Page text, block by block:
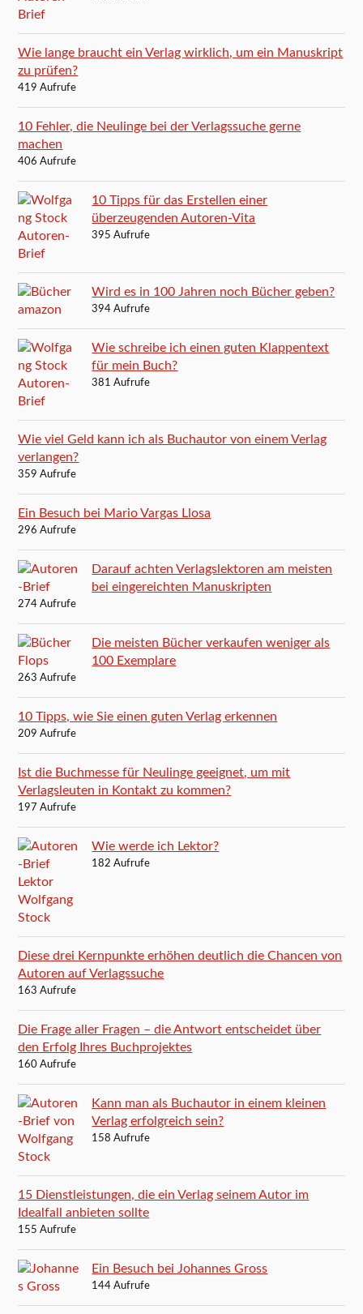
Wie lange braucht ein Verlag wirklich, um ein Manuskript
zu prüfen?
419 Aufrufe
10 Fehler, die Neulinge bei der Verlagssuche gerne
machen
406 Aufrufe
10 Tipps für das Erstellen einer
überzeugenden Autoren-Vita
395 Aufrufe
Wird es in 100 Jahren noch Bücher geben?
394 Aufrufe
Wie schreibe ich einen guten Klappentext
für mein Buch?
381 Aufrufe
Wie viel Geld kann ich als Buchautor von einem Verlag
verlangen?
359 Aufrufe
Ein Besuch bei Mario Vargas Llosa
296 Aufrufe
Darauf achten Verlagslektoren am meisten
bei eingereichten Manuskripten
274 Aufrufe
Die meisten Bücher verkaufen weniger als
100 Exemplare
263 Aufrufe
10 Tipps, wie Sie einen guten Verlag erkennen
209 Aufrufe
Ist die Buchmesse für Neulinge geeignet, um mit
Verlagsleuten in Kontakt zu kommen?
197 Aufrufe
Wie werde ich Lektor?
182 Aufrufe
Diese drei Kernpunkte erhöhen deutlich die Chancen von
Autoren auf Verlagssuche
163 Aufrufe
Die Frage aller Fragen – die Antwort entscheidet über
den Erfolg Ihres Buchprojektes
160 Aufrufe
Kann man als Buchautor in einem kleinen
Verlag erfolgreich sein?
158 Aufrufe
15 Dienstleistungen, die ein Verlag seinem Autor im
Idealfall anbieten sollte
155 Aufrufe
Ein Besuch bei Johannes Gross
144 Aufrufe